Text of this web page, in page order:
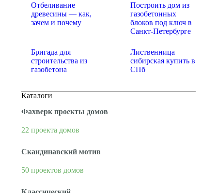
Отбеливание
древесины — как,
зачем и почему
Построить дом из
газобетонных
блоков под ключ в
Санкт-Петербурге
Бригада для
строительства из
газобетона
Лиственница
сибирская купить в
СПб
Каталоги
Фахверк проекты домов
22 проекта домов
Скандинавский мотив
50 проектов домов